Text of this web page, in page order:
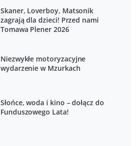
Skaner, Loverboy, Matsonik
zagrają dla dzieci! Przed nami
Tomawa Plener 2026
Niezwykłe motoryzacyjne
wydarzenie w Mzurkach
Słońce, woda i kino – dołącz do
Funduszowego Lata!